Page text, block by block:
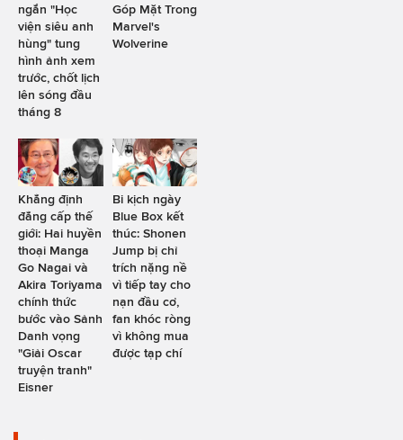
ngắn "Học
viện siêu anh
hùng" tung
hình ảnh xem
trước, chốt lịch
lên sóng đầu
tháng 8
Góp Mặt Trong
Marvel's
Wolverine
Khẳng định
đẳng cấp thế
giới: Hai huyền
thoại Manga
Go Nagai và
Akira Toriyama
chính thức
bước vào Sảnh
Danh vọng
"Giải Oscar
truyện tranh"
Eisner
Bi kịch ngày
Blue Box kết
thúc: Shonen
Jump bị chỉ
trích nặng nề
vì tiếp tay cho
nạn đầu cơ,
fan khóc ròng
vì không mua
được tạp chí